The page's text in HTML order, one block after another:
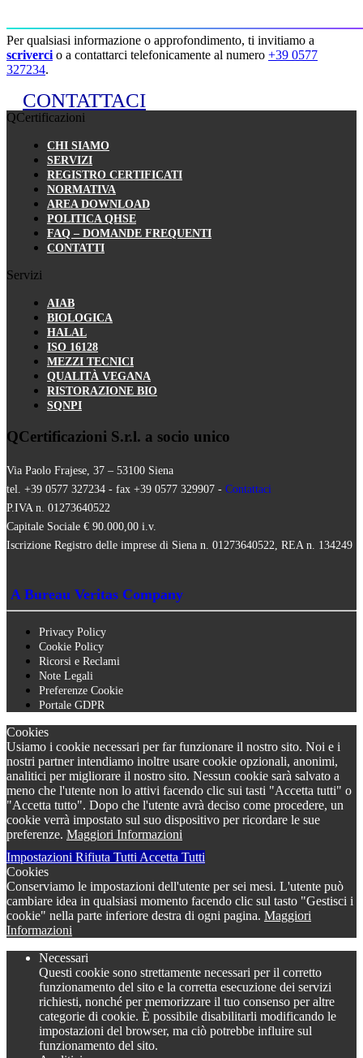
Per qualsiasi informazione o approfondimento, ti invitiamo a
scrivercio a contattarci telefonicamente al numero +39 0577
327234.
CONTATTACI
QCertificazioni
CHI SIAMO
SERVIZI
REGISTRO CERTIFICATI
NORMATIVA
AREA DOWNLOAD
POLITICA QHSE
FAQ – DOMANDE FREQUENTI
CONTATTI
Servizi
AIAB
BIOLOGICA
HALAL
ISO 16128
MEZZI TECNICI
QUALITÀ VEGANA
RISTORAZIONE BIO
SQNPI
QCertificazioni S.r.l. a socio unico
Via Paolo Frajese, 37 – 53100 Siena
tel. +39 0577 327234 - fax +39 0577 329907 - Contattaci
P.IVA n. 01273640522
Capitale Sociale € 90.000,00 i.v.
Iscrizione Registro delle imprese di Siena n. 01273640522, REA n. 134249
A Bureau Veritas Company
Privacy Policy
Cookie Policy
Ricorsi e Reclami
Note Legali
Preferenze Cookie
Portale GDPR
Cookies
Usiamo i cookie necessari per far funzionare il nostro sito. Noi e i
nostri partner intendiamo inoltre usare cookie opzionali, anonimi,
analitici per migliorare il nostro sito. Nessun cookie sarà salvato a
meno che l'utente non lo attivi facendo clic sui tasti "Accetta tutti" o
"Accetta tutto". Dopo che l'utente avrà deciso come procedere, un
cookie verrà impostato sul suo dispositivo per ricordare le sue
preferenze. Maggiori Informazioni
Impostazioni Rifiuta Tutti Accetta Tutti
Cookies
Conserviamo le impostazioni dell'utente per sei mesi. L'utente può
cambiare idea in qualsiasi momento facendo clic sul tasto "Gestisci i
cookie" nella parte inferiore destra di ogni pagina. Maggiori
Informazioni
Necessari
Questi cookie sono strettamente necessari per il corretto
funzionamento del sito e la corretta esecuzione dei servizi
richiesti, nonché per memorizzare il tuo consenso per altre
categorie di cookie. È possibile disabilitarli modificando le
impostazioni del browser, ma ciò potrebbe influire sul
funzionamento del sito.